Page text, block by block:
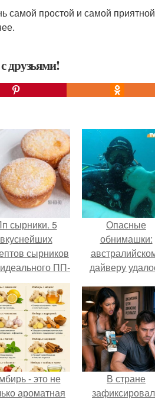
самой простой и самой
друзьями!
сырники. 5
вкуснейших
сырников
ПП-
завтрака.
Опасные
обнимашки:
дайверу
- это не
ароматная
В стране